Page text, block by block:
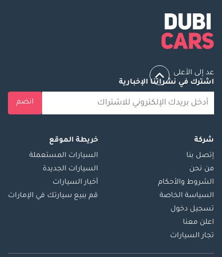
عد إلى الأعلى
اشترك في نشراتنا الإخبارية
انضم
شركة
إتصل بنا
من نحن
الشروط والأحكام
السياسة الخاصة
تسجيل دخول
اعلن معنا
تجار السيارات
خريطة الموقع
السيارات المستعملة
السيارات الجديدة
أخبار السيارات
قم ببيع سيارتك في الإمارات